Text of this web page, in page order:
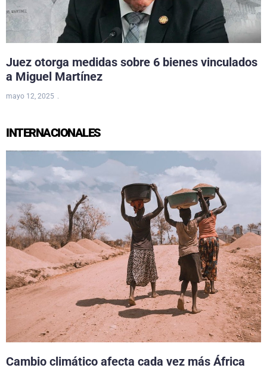
Juez otorga medidas sobre 6 bienes vinculados
a Miguel Martínez
mayo 12, 2025
INTERNACIONALES
Cambio climático afecta cada vez más África